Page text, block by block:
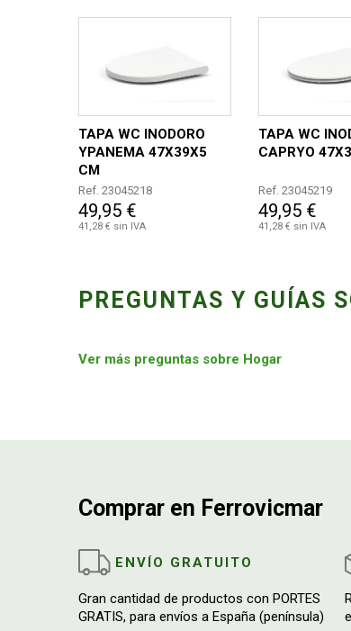
TAPA WC INODORO
YPANEMA 47X39X5
CM
Ref. 23045218
49,95 €
41,28 € sin IVA
TAPA WC
CAPRYO
Ref. 23045219
49,95 €
41,28 € sin IVA
PREGUNTAS Y GUÍAS
Ver más preguntas sobre Hogar
Comprar en Ferrovicmar
ENVÍO GRATUITO
Gran cantidad de productos con PORTES
GRATIS, para envíos a España (península)